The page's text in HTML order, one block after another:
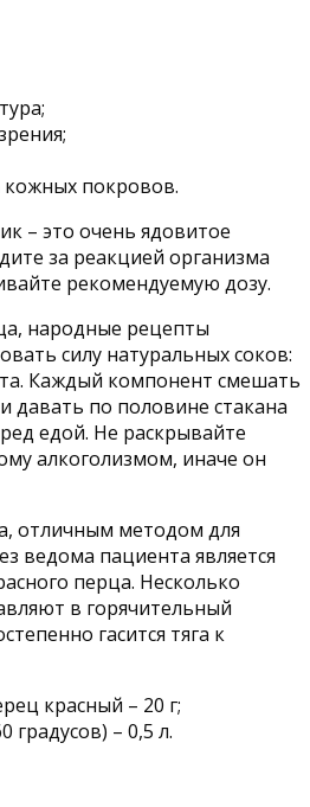
покровов.
– это очень ядовитое
за реакцией организма
рекомендуемую дозу.
народные рецепты
силу натуральных соков:
Каждый компонент смешать
давать по половине стакана
едой. Не раскрывайте
алкоголизмом, иначе он
отличным методом для
ведома пациента является
перца. Несколько
в горячительный
гасится тяга к
красный – 20 г;
градусов) – 0,5 л.